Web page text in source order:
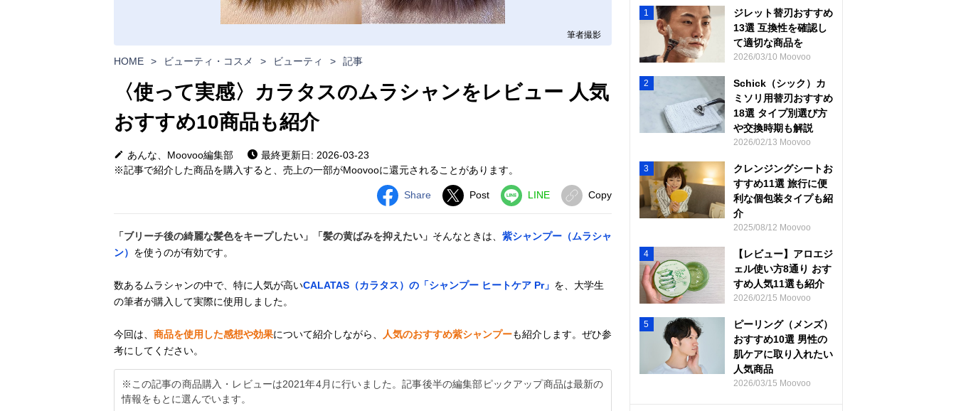
筆者撮影
HOME > ビューティ・コスメ > ビューティ > 記事
〈使って実感〉カラタスのムラシャンをレビュー 人気
おすすめ10商品も紹介
あんな、Moovoo編集部
最終更新日: 2026-03-23
※記事で紹介した商品を購入すると、売上の一部がMoovooに還元されることがあります。
Share Post LINE Copy
「ブリーチ後の綺麗な髪色をキープしたい」「髪の黄ばみを抑えたい」 そんなときは、 紫シャンプー（ムラシャ
ン） を使うのが有効です。
数あるムラシャンの中で、特に人気が高いCALATAS（カラタス）の「シャンプー ヒートケア Pr」 を、大学生
の筆者が購入して実際に使用しました。
今回は、 商品を使用した感想や効果について紹介しながら、 人気のおすすめ紫シャンプーも紹介します。ぜひ参
考にしてください。
※この記事の商品購入・レビューは2021年4月に行いました。記事後半の編集部ピックアップ商品は最新の
情報をもとに選んでいます。
1
ジレット替刃おすすめ
13選 互換性を確認し
て適切な商品を
2026/03/10 Moovoo
2
Schick（シック）カ
ミソリ用替刃おすすめ
18選 タイプ別選び方
や交換時期も解説
2026/02/13 Moovoo
3
クレンジングシートお
すすめ11選 旅行に便
利な個包装タイプも紹
介
2025/08/12 Moovoo
4
【レビュー】アロエジ
ェル使い方8通り おす
すめ人気11選も紹介
2026/02/15 Moovoo
5
ピーリング（メンズ）
おすすめ10選 男性の
肌ケアに取り入れたい
人気商品
2026/03/15 Moovoo